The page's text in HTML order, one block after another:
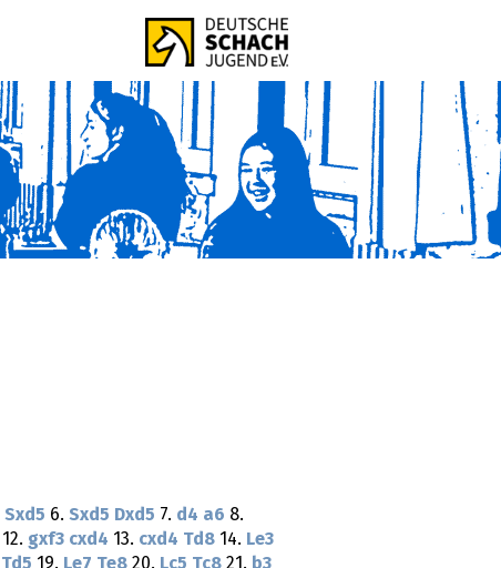
Sxd5 6. Sxd5 Dxd5 7. d4 a6 8.
12. gxf3 cxd4 13. cxd4 Td8 14. Le3
Td5 19. Le7 Te8 20. Lc5 Tc8 21. b3